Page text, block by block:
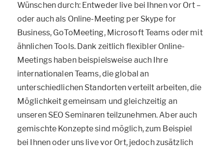
Wünschen durch: Entweder live bei Ihnen vor Ort –
oder auch als Online-Meeting per Skype for
Business, GoToMeeting, Microsoft Teams oder mit
ähnlichen Tools. Dank zeitlich flexibler Online-
Meetings haben beispielsweise auch Ihre
internationalen Teams, die global an
unterschiedlichen Standorten verteilt arbeiten, die
Möglichkeit gemeinsam und gleichzeitig an
unseren SEO Seminaren teilzunehmen. Aber auch
gemischte Konzepte sind möglich, zum Beispiel
bei Ihnen oder uns live vor Ort, jedoch zusätzlich